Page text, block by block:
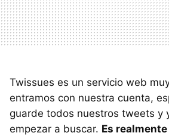
Twissues es un servicio web
entramos con nuestra cuenta,
guarde todos nuestros tweets y
empezar a buscar. Es